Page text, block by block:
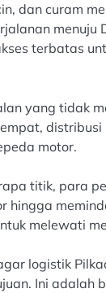
dan curam
menuju
terbatas
yang tidak
motor.
titik, para
hingga
melewati
logistik
Ini adalah